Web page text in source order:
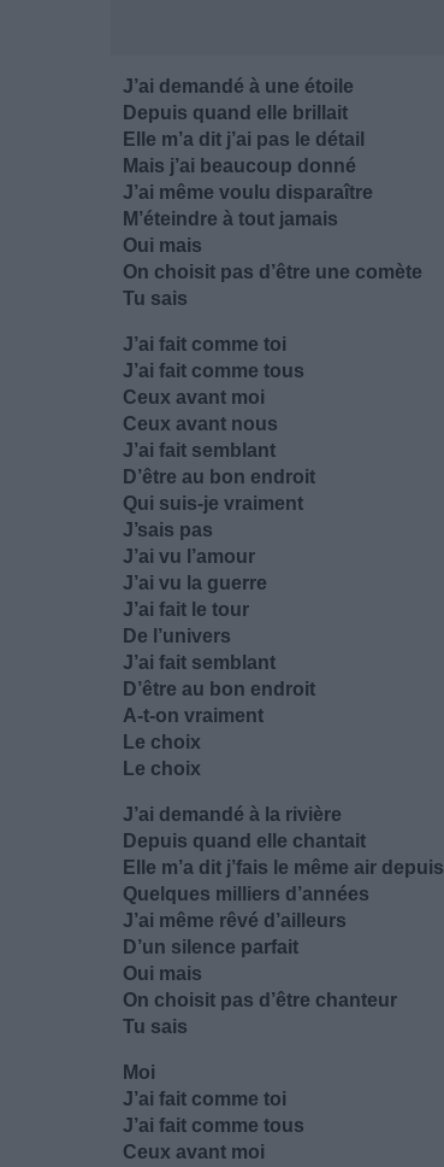
J’ai demandé à une étoile
Depuis quand elle brillait
Elle m’a dit j’ai pas le détail
Mais j’ai beaucoup donné
J’ai même voulu disparaître
M’éteindre à tout jamais
Oui mais
On choisit pas d’être une comète
Tu sais
J’ai fait comme toi
J’ai fait comme tous
Ceux avant moi
Ceux avant nous
J’ai fait semblant
D’être au bon endroit
Qui suis-je vraiment
J’sais pas
J’ai vu l’amour
J’ai vu la guerre
J’ai fait le tour
De l’univers
J’ai fait semblant
D’être au bon endroit
A-t-on vraiment
Le choix
Le choix
J’ai demandé à la rivière
Depuis quand elle chantait
Elle m’a dit j’fais le même air depuis
Quelques milliers d’années
J’ai même rêvé d’ailleurs
D’un silence parfait
Oui mais
On choisit pas d’être chanteur
Tu sais
Moi
J’ai fait comme toi
J’ai fait comme tous
Ceux avant moi